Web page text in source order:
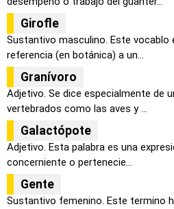
Girofle
Sustantivo masculino. Este vocablo
referencia (en botánica) a un...
Granívoro
Adjetivo. Se dice especialmente de
vertebrados como las aves y ...
Galactópote
Adjetivo. Esta palabra es una
concerniente o pertenecie...
Gente
Sustantivo femenino. Este termino